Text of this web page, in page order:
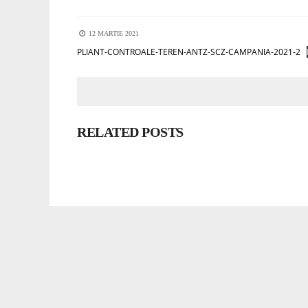
12 MARTIE 2021
PLIANT-CONTROALE-TEREN-ANTZ-SCZ-CAMPANIA-2021-2
RELATED POSTS